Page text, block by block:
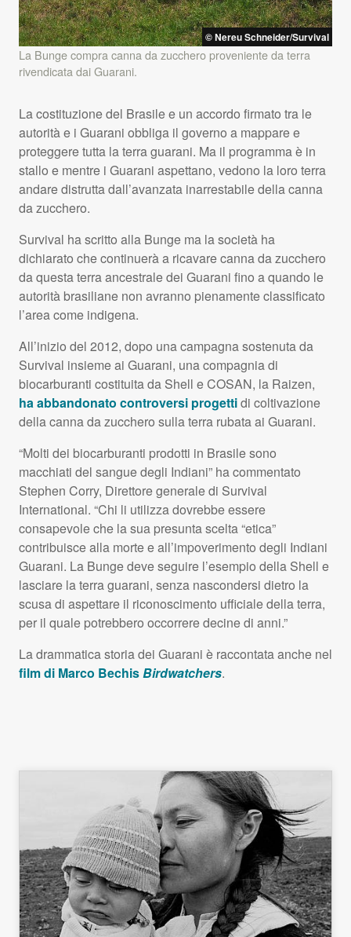
© Nereu Schneider/Survival
La Bunge compra canna da zucchero proveniente da terra
rivendicata dai Guarani.
La costituzione del Brasile e un accordo firmato tra le
autorità e i Guarani obbliga il governo a mappare e
proteggere tutta la terra guarani. Ma il programma è in
stallo e mentre i Guarani aspettano, vedono la loro terra
andare distrutta dall’avanzata inarrestabile della canna
da zucchero.
Survival ha scritto alla Bunge ma la società ha
dichiarato che continuerà a ricavare canna da zucchero
da questa terra ancestrale dei Guarani fino a quando le
autorità brasiliane non avranno pienamente classificato
l’area come indigena.
All’inizio del 2012, dopo una campagna sostenuta da
Survival insieme ai Guarani, una compagnia di
biocarburanti costituita da Shell eCOSAN, la Raizen,
ha abbandonato controversi progettidi coltivazione
della canna da zucchero sulla terra rubata ai Guarani.
“Molti dei biocarburanti prodotti in Brasile sono
macchiati del sangue degli Indiani” ha commentato
Stephen Corry, Direttore generale di Survival
International. “Chi li utilizza dovrebbe essere
consapevole che la sua presunta scelta “etica”
contribuisce alla morte e all’impoverimento degli Indiani
Guarani. La Bunge deve seguire l’esempio della Shell e
lasciare la terra guarani, senza nascondersi dietro la
scusa di aspettare il riconoscimento ufficiale della terra,
per il quale potrebbero occorrere decine di anni.”
La drammatica storia dei Guarani è raccontata anche nel
film di Marco BechisBirdwatchers.